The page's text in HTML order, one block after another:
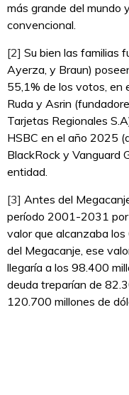
más grande del mundo
convencional.
[2] Su bien las familias
Ayerza, y Braun)
55,1% de los votos, en
Ruda y Asrin
Tarjetas Regionales
HSBC en el año 2025
BlackRock y Vanguard
entidad.
[3] Antes del
período 2001-2031 por
valor que alcanzaba
del Megacanje, ese
llegaría a los 98.400
deuda treparían de
120.700 millones de